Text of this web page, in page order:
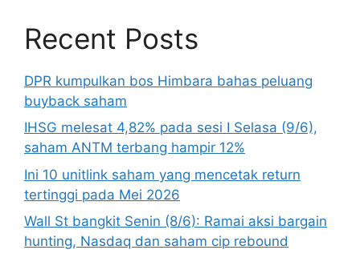
Recent Posts
DPR kumpulkan bos Himbara bahas peluang
buyback saham
IHSG melesat 4,82% pada sesi I Selasa (9/6),
saham ANTM terbang hampir 12%
Ini 10 unitlink saham yang mencetak return
tertinggi pada Mei 2026
Wall St bangkit Senin (8/6): Ramai aksi bargain
hunting, Nasdaq dan saham cip rebound